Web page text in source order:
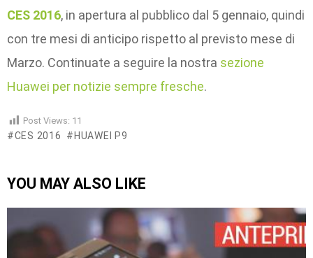
CES 2016, in apertura al pubblico dal 5 gennaio, quindi
con tre mesi di anticipo rispetto al previsto mese di
Marzo. Continuate a seguire la nostra sezione
Huawei per notizie sempre fresche.
Post Views: 11
CES 2016 HUAWEI P9
YOU MAY ALSO LIKE